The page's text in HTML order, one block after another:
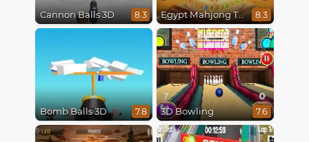
Cannon Balls 3D 8.3 Egypt Mahjong Triple Dimensions 8.3
Bomb Balls 3D 7.8 3D Bowling 7.6